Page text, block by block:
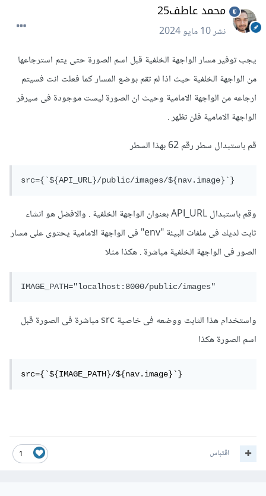
محمد عاطف25
نشر10 مايو 2024
يجب توفير مسار الواجهة الخلفية قبل اسم الصورة حتى يتم استرجاعها
من الواجهة الخلفية حيث اذا لم تقم بوضع المسار كما فعلت انت فسيتم
ارجاعه من الواجهة الامامية وحيث ان الصورة ليست موجودة فى سيرفر
الواجهة الامامية فلن تظهر .
قم باستبدال سطر رقم 62 بهذا السطر
src={`${API_URL}/public/images/${nav.image}`}
وقم باستبدال API_URL بعنوان الواجهة الخلفية . والافضل هو انشاء
ثابت لديك فى ملفات البيئة "env" فى الواجهة الامامية يحتوى على مسار
الصور فى الواجهة الخلفية مباشرة . هكذا مثلا
IMAGE_PATH="localhost:8000/public/images"
واستخدام هذا الثابت ووضعه فى خاصية src مباشرة فى الصورة قبل
اسم الصورة هكذا
src={`${IMAGE_PATH}/${nav.image}`}
1 اقتباس